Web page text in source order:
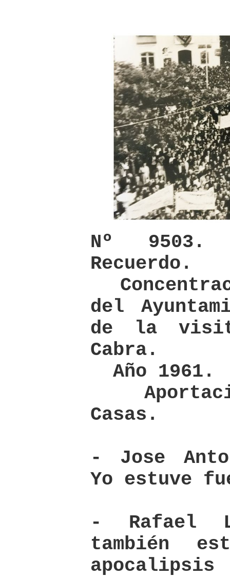
Nº
Recuerdo.
del
de la
Cabra.
Año 1961.
Casas.
- Jose
Yo estuve
- Rafael
también
apocalipsis